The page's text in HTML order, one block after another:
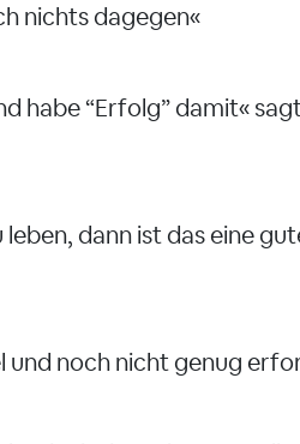
nichts dagegen«
habe “Erfolg” damit«
dann ist das eine
und noch nicht genug